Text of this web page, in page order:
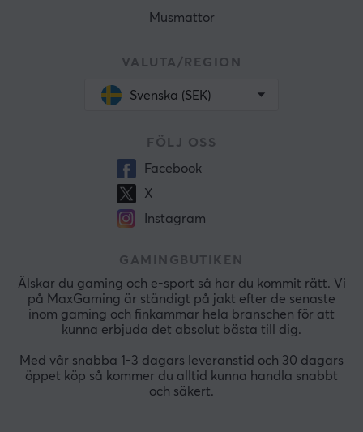
Musmattor
VALUTA/REGION
Svenska (SEK)
FÖLJ OSS
Facebook
X
Instagram
GAMINGBUTIKEN
Älskar du gaming och e-sport så har du kommit rätt. Vi
på MaxGaming är ständigt på jakt efter de senaste
inom gaming och finkammar hela branschen för att
kunna erbjuda det absolut bästa till dig.
Med vår snabba 1-3 dagars leveranstid och 30 dagars
öppet köp så kommer du alltid kunna handla snabbt
och säkert.